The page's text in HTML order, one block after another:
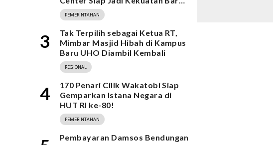
Ekonomi
PEMERINTAHAN
3
Tak Terpilih sebagai Ketua RT,
Mimbar Masjid Hibah di Kampus
Baru UHO Diambil Kembali
REGIONAL
4
170 Penari Cilik Wakatobi Siap
Gemparkan Istana Negara di
HUT RI ke-80!
PEMERINTAHAN
Pembayaran Damsos Bendungan